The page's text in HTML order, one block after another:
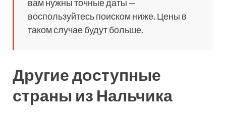
вам нужны точные даты —
воспользуйтесь поиском ниже. Цены в
таком случае будут больше.
Другие доступные
страны из Нальчика